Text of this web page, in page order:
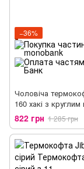
−36%
Чоловіча
160 хакі з круглим
822 грн 1 285 грн